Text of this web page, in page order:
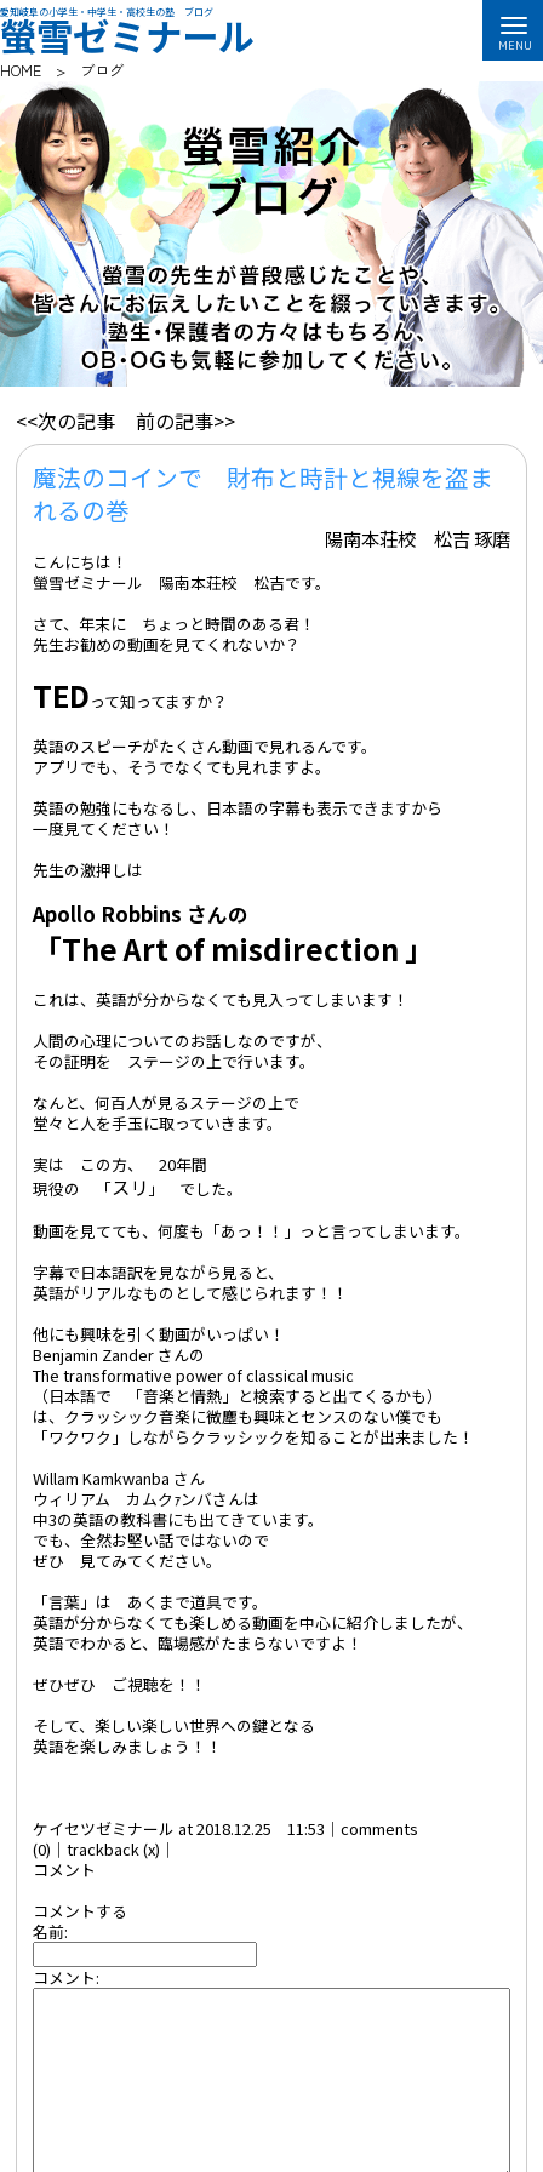
愛知岐阜の小学生・中学生・高校生の塾 ブログ
螢雪ゼミナール
HOME > ブログ
<<次の記事 前の記事>>
魔法のコインで 財布と時計と視線を盗ま
れるの巻
陽南本荘校 松吉 琢磨
こんにちは！
螢雪ゼミナール 陽南本荘校 松吉です。
さて、年末に ちょっと時間のある君！
先生お勧めの動画を見てくれないか？
TEDって知ってますか？
英語のスピーチがたくさん動画で見れるんです。
アプリでも、そうでなくても見れますよ。
英語の勉強にもなるし、日本語の字幕も表示できますから
一度見てください！
先生の激押しは
Apollo Robbins さんの
「The Art of misdirection 」
これは、英語が分からなくても見入ってしまいます！
人間の心理についてのお話しなのですが、
その証明を ステージの上で行います。
なんと、何百人が見るステージの上で
堂々と人を手玉に取っていきます。
実は この方、 20年間
現役の 「スリ 」 でした。
動画を見てても、何度も「あっ！！」っと言ってしまいます。
字幕で日本語訳を見ながら見ると、
英語がリアルなものとして感じられます！！
他にも興味を引く動画がいっぱい！
Benjamin Zander さんの
The transformative power of classical music
（日本語で 「音楽と情熱」と検索すると出てくるかも）
は、クラッシック音楽に微塵も興味とセンスのない僕でも
「ワクワク」しながらクラッシックを知ることが出来ました！
Willam Kamkwanba さん
ウィリアム カムクｧンバさんは
中3の英語の教科書にも出てきています。
でも、全然お堅い話ではないので
ぜひ 見てみてください。
「言葉」は あくまで道具です。
英語が分からなくても楽しめる動画を中心に紹介しましたが、
英語でわかると、臨場感がたまらないですよ！
ぜひぜひ ご視聴を！！
そして、楽しい楽しい世界への鍵となる
英語を楽しみましょう！！
ケイセツゼミナール at 2018.12.25 11:53│ comments
(0) │trackback (x)│
コメント
コメントする
名前:
コメント: